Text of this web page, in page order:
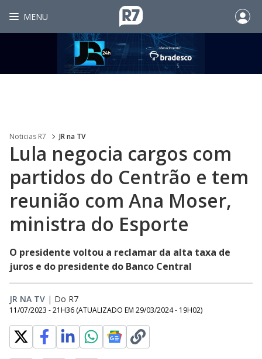
MENU
Noticias R7 JR na TV
Lula negocia cargos com
partidos do Centrão e tem
reunião com Ana Moser,
ministra do Esporte
O presidente voltou a reclamar da alta taxa de
juros e do presidente do Banco Central
JR NA TV | Do R7
11/07/2023 - 21H36 (ATUALIZADO EM 29/03/2024 - 19H02)